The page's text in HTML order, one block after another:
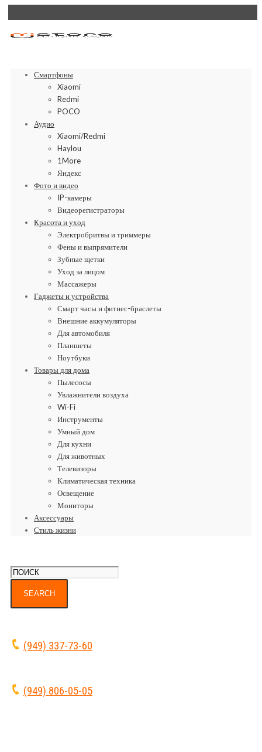
Смартфоны
Xiaomi
Redmi
POCO
Аудио
Xiaomi/Redmi
Haylou
1More
Яндекс
Фото и видео
IP-камеры
Видеорегистраторы
Красота и уход
Электробритвы и триммеры
Фены и выпрямители
Зубные щетки
Уход за лицом
Массажеры
Гаджеты и устройства
Смарт часы и фитнес-браслеты
Внешние аккумуляторы
Для автомобиля
Планшеты
Ноутбуки
Товары для дома
Пылесосы
Увлажнители воздуха
Wi-Fi
Инструменты
Умный дом
Для кухни
Для животных
Телевизоры
Климатическая техника
Освещение
Мониторы
Аксессуары
Стиль жизни
(949) 337-73-60
(949) 806-05-05